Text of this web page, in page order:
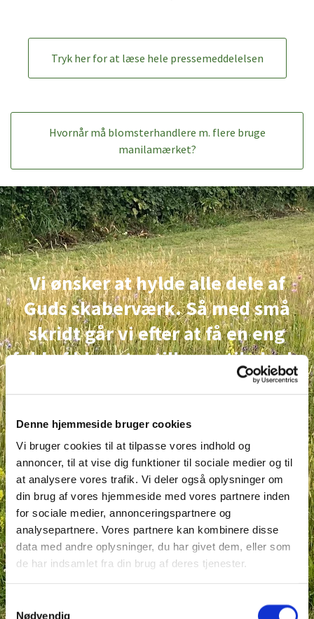
Denne hjemmeside bruger cookies
Vi bruger cookies til at tilpasse vores indhold og
annoncer, til at vise dig funktioner til sociale medier og til
at analysere vores trafik. Vi deler også oplysninger om
din brug af vores hjemmeside med vores partnere inden
for sociale medier, annonceringspartnere og
analysepartnere. Vores partnere kan kombinere disse
data med andre oplysninger, du har givet dem, eller som
de har indsamlet fra din brug af deres tjenester.
S
Nødvendig
Tryk her for at læse hele pressemeddelelsen
Hvornår må blomsterhandlere m. flere bruge
manilamærket?
Vi ønsker at hylde alle dele af
Guds skaberværk. Så med små
skridt går vi efter at få en eng
fuld af blomster tilbage, til glæde
for dig, insekter og naturen.
Kan du spotte en blåhat, en
kællingetand eller en
mosaikguldsmed?
Træd ind på engen og lad dig
forundre af det smukke mikro liv,
som blomstre, summer og
gemmer sig her.